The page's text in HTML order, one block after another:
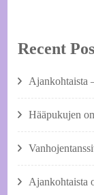
Recent
Ajankohtaista
Hääpukujen
Ajankohtaista